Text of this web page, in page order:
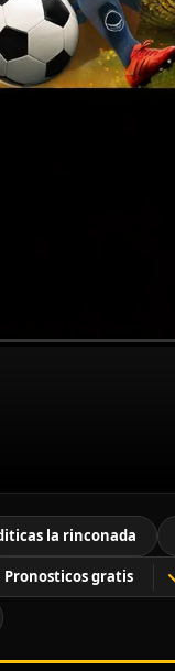
la rinconada
Pronosticos gratis